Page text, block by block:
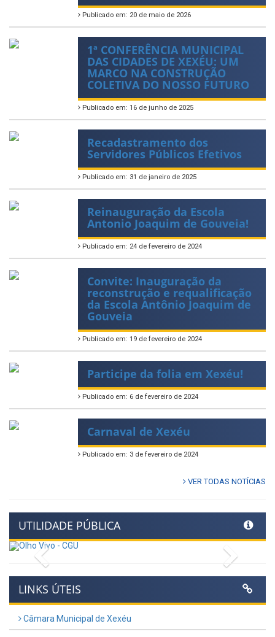
Publicado em: 20 de maio de 2026
1ª CONFERÊNCIA MUNICIPAL
DAS CIDADES DE XEXÉU: UM
MARCO NA CONSTRUÇÃO
COLETIVA DO NOSSO FUTURO
Publicado em: 16 de junho de 2025
Recadastramento dos
Servidores Públicos Efetivos
Publicado em: 31 de janeiro de 2025
Reinauguração da Escola
Antonio Joaquim de Gouveia!
Publicado em: 24 de fevereiro de 2024
Convite: Inauguração da
reconstrução e requalificação
da Escola Antônio Joaquim de
Gouveia
Publicado em: 19 de fevereiro de 2024
Participe da folia em Xexéu!
Publicado em: 6 de fevereiro de 2024
Carnaval de Xexéu
Publicado em: 3 de fevereiro de 2024
VER TODAS NOTÍCIAS
UTILIDADE PÚBLICA
Previous
LINKS ÚTEIS
Câmara Municipal de Xexéu